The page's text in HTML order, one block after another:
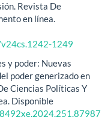
Revista De
en línea.
1249
y poder: Nuevas
poder generizado en
Ciencias Políticas Y
Disponible